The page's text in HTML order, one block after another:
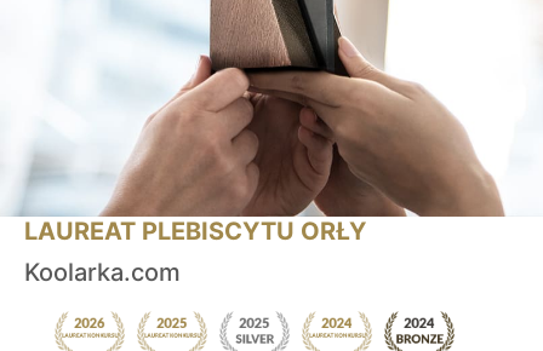
LAUREAT PLEBISCYTU ORŁY
Koolarka.com